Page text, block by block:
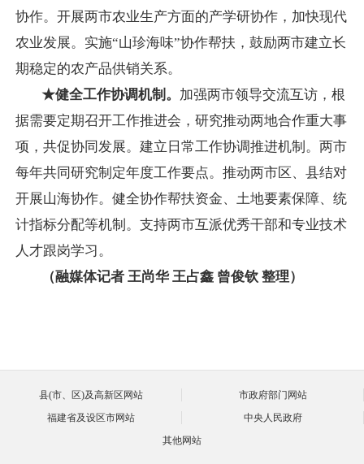
协作。开展两市农业生产方面的产学研协作，加快现代
农业发展。实施“山珍海味”协作帮扶，鼓励两市建立长
期稳定的农产品供销关系。
★健全工作协调机制。 加强两市领导交流互访，根
据需要定期召开工作推进会，研究推动两地合作重大事
项，共促协同发展。建立日常工作协调推进机制。两市
每年共同研究制定年度工作要点。推动两市区、县结对
开展山海协作。健全协作帮扶资金、土地要素保障、统
计指标分配等机制。支持两市互派优秀干部和专业技术
人才跟岗学习。
（融媒体记者 王尚华 王占鑫 曾俊钦 整理）
县(市、区)及高新区网站
市政府部门网站
福建省及设区市网站
中央人民政府
其他网站